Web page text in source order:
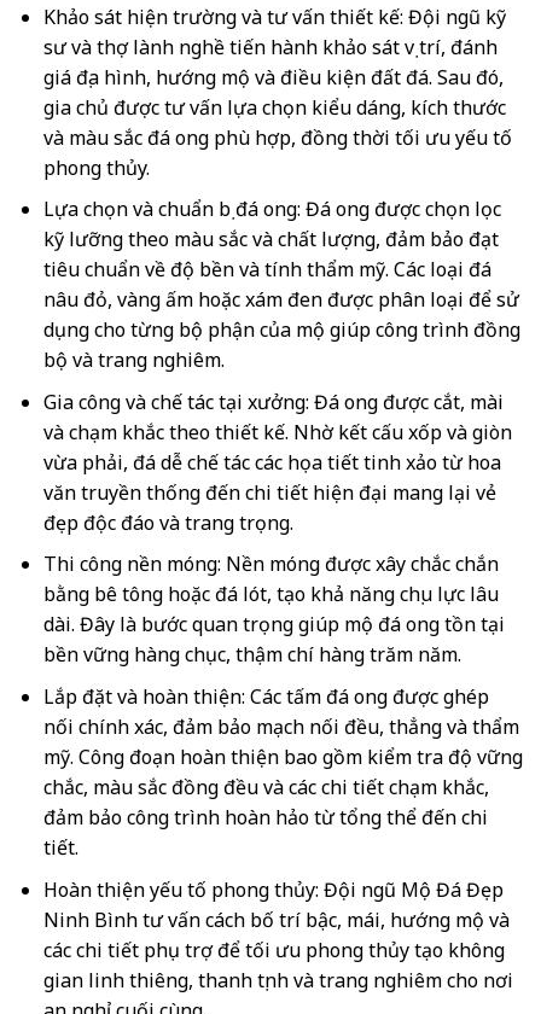
Khảo sát hiện trường và tư vấn thiết kế: Đội ngũ kỹ
sư và thợ lành nghề tiến hành khảo sát vị trí, đánh
giá địa hình, hướng mộ và điều kiện đất đá. Sau đó,
gia chủ được tư vấn lựa chọn kiểu dáng, kích thước
và màu sắc đá ong phù hợp, đồng thời tối ưu yếu tố
phong thủy.
Lựa chọn và chuẩn bị đá ong: Đá ong được chọn lọc
kỹ lưỡng theo màu sắc và chất lượng, đảm bảo đạt
tiêu chuẩn về độ bền và tính thẩm mỹ. Các loại đá
nâu đỏ, vàng ấm hoặc xám đen được phân loại để sử
dụng cho từng bộ phận của mộ giúp công trình đồng
bộ và trang nghiêm.
Gia công và chế tác tại xưởng: Đá ong được cắt, mài
và chạm khắc theo thiết kế. Nhờ kết cấu xốp và giòn
vừa phải, đá dễ chế tác các họa tiết tinh xảo từ hoa
văn truyền thống đến chi tiết hiện đại mang lại vẻ
đẹp độc đáo và trang trọng.
Thi công nền móng: Nền móng được xây chắc chắn
bằng bê tông hoặc đá lót, tạo khả năng chịu lực lâu
dài. Đây là bước quan trọng giúp mộ đá ong tồn tại
bền vững hàng chục, thậm chí hàng trăm năm.
Lắp đặt và hoàn thiện: Các tấm đá ong được ghép
nối chính xác, đảm bảo mạch nối đều, thẳng và thẩm
mỹ. Công đoạn hoàn thiện bao gồm kiểm tra độ vững
chắc, màu sắc đồng đều và các chi tiết chạm khắc,
đảm bảo công trình hoàn hảo từ tổng thể đến chi
tiết.
Hoàn thiện yếu tố phong thủy: Đội ngũ Mộ Đá Đẹp
Ninh Bình tư vấn cách bố trí bậc, mái, hướng mộ và
các chi tiết phụ trợ để tối ưu phong thủy tạo không
gian linh thiêng, thanh tịnh và trang nghiêm cho nơi